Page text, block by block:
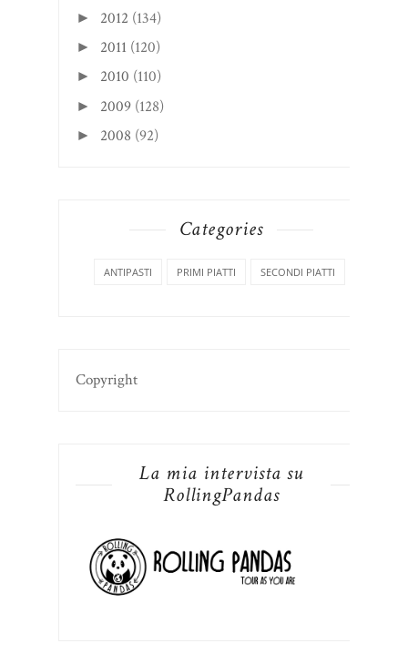
► 2012 (134)
► 2011 (120)
► 2010 (110)
► 2009 (128)
► 2008 (92)
Categories
ANTIPASTI PRIMI PIATTI SECONDI PIATTI
Copyright
La mia intervista su
RollingPandas